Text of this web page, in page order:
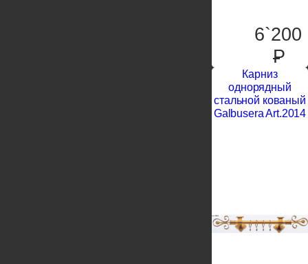
6`200
P
Карниз
однорядный
стальной кованый
Galbusera Art.2014